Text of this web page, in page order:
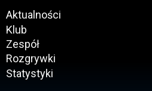
Aktualności
Klub
Zespół
Rozgrywki
Statystyki